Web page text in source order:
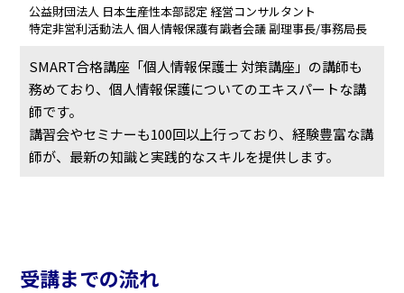
公益財団法人 日本生産性本部認定 経営コンサルタント
特定非営利活動法人 個人情報保護有識者会議 副理事長/事務局長
SMART合格講座「個人情報保護士 対策講座」の講師も
務めており、個人情報保護についてのエキスパートな講
師です。
講習会やセミナーも100回以上行っており、経験豊富な講
師が、最新の知識と実践的なスキルを提供します。
受講までの流れ